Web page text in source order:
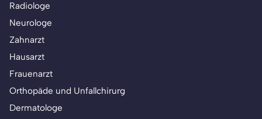
Radiologe
Neurologe
Zahnarzt
Hausarzt
Frauenarzt
Orthopäde und Unfallchirurg
Dermatologe